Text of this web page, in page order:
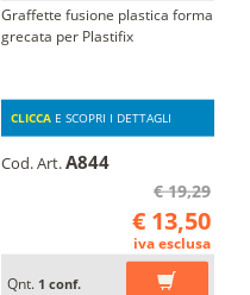
Graffette fusione plastica forma
grecata per Plastifix
CLICCA E SCOPRI I DETTAGLI
Cod. Art.A844
€ 19,29
€ 13,50
iva esclusa
Qnt. 1 conf.